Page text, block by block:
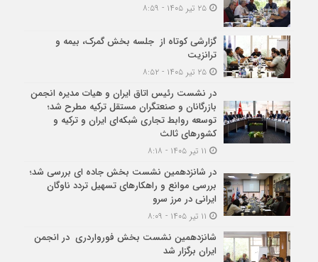
۲۵ تیر ۱۴۰۵ - ۸:۵۹
گزارشی کوتاه از جلسه بخش گمرک، بیمه و
ترانزیت
۲۵ تیر ۱۴۰۵ - ۸:۵۲
در نشست رئیس اتاق ایران و هیات مدیره انجمن
بازرگانان و صنعتگران مستقل ترکیه مطرح شد؛
توسعه روابط تجاری شبکه‌ای ایران و ترکیه و
کشورهای ثالث
در شانزدهمین نشست بخش جاده ای بررسی شد؛
بررسی موانع و راهکارهای تسهیل تردد ناوگان
ایرانی در مرز سرو
شانزدهمین نشست بخش فورواردری در انجمن
ایران برگزار شد